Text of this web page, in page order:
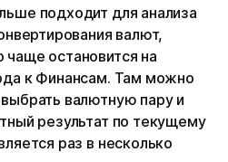
подходит для анализа
валют,
остановится на
к Финансам. Там можно
валютную пару и
результат по текущему
раз в несколько